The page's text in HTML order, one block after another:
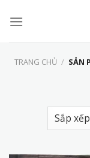
TRANG CHỦ / SẢN